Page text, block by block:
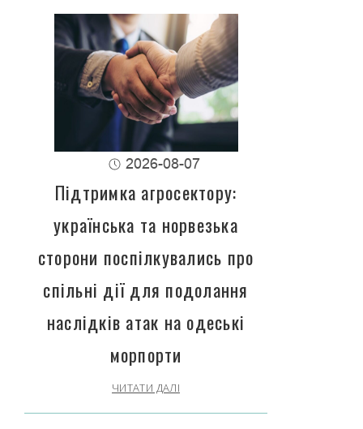
2026-08-07
Підтримка агросектору:
українська та норвезька
сторони поспілкувались про
спільні дії для подолання
наслідків атак на одеські
морпорти
ЧИТАТИ ДАЛІ